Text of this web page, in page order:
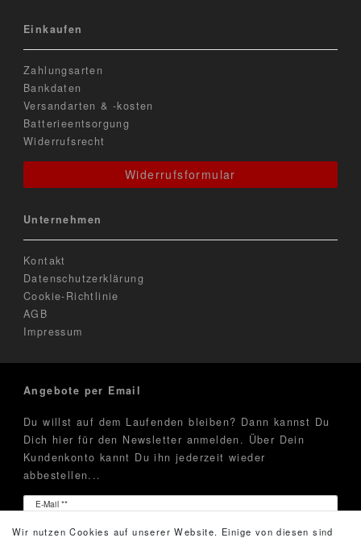
Einkaufen
Zahlungsarten
Bankdaten
Versandarten & -kosten
Batterieentsorgung
Widerrufsrecht
Widerrufsformular
Unternehmen
Kontakt
Datenschutzerklärung
Cookie-Richtlinie
AGB
Impressum
Angebote per Email
Du willst auf dem Laufenden bleiben? Dann kannst Du
Dich hier für den Newsletter anmelden. Über Dein
Kundenkonto kannt Du ihn jederzeit wieder
abbestellen...
E-Mail **
Newsletter
Wir nutzen Cookies auf unserer Website. Einige von diesen sind